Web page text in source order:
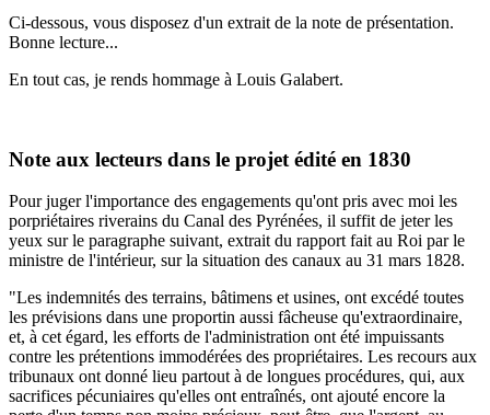
Ci-dessous, vous disposez d'un extrait de la note de présentation.
Bonne lecture...
En tout cas, je rends hommage à Louis Galabert.
Note aux lecteurs dans le projet édité en 1830
Pour juger l'importance des engagements qu'ont pris avec moi les
porpriétaires riverains du Canal des Pyrénées, il suffit de jeter les
yeux sur le paragraphe suivant, extrait du rapport fait au Roi par le
ministre de l'intérieur, sur la situation des canaux au 31 mars 1828.
"Les indemnités des terrains, bâtimens et usines, ont excédé toutes
les prévisions dans une proportin aussi fâcheuse qu'extraordinaire,
et, à cet égard, les efforts de l'administration ont été impuissants
contre les prétentions immodérées des propriétaires. Les recours aux
tribunaux ont donné lieu partout à de longues procédures, qui, aux
sacrifices pécuniaires qu'elles ont entraînés, ont ajouté encore la